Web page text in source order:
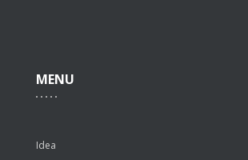
MENU
Idea